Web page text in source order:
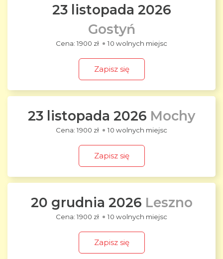
23 listopada 2026
Gostyń
1900 zł 10 wolnych miejsc
Zapisz się
23 listopada 2026 Mochy
1900 zł 10 wolnych miejsc
Zapisz się
20 grudnia 2026 Leszno
1900 zł 10 wolnych miejsc
Zapisz się